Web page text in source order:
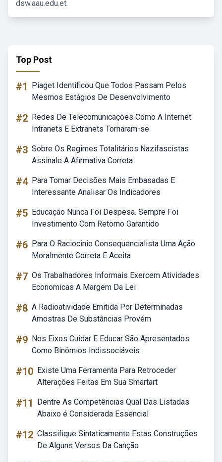
dsw.aau.edu.et.
Top Post
#1
Piaget Identificou Que Todos Passam Pelos
Mesmos Estágios De Desenvolvimento
#2 Redes De Telecomunicações Como A Internet
Intranets E Extranets Tornaram-se
#3 Sobre Os Regimes Totalitários Nazifascistas
Assinale A Afirmativa Correta
#4 Para Tomar Decisões Mais Embasadas E
Interessante Analisar Os Indicadores
#5 Educação Nunca Foi Despesa. Sempre Foi
Investimento Com Retorno Garantido
#6 Para O Raciocinio Consequencialista Uma Ação
Moralmente Correta E Aceita
#7 Os Trabalhadores Informais Exercem Atividades
Economicas A Margem Da Lei
#8 A Radioatividade Emitida Por Determinadas
Amostras De Substâncias Provém
#9 Nos Eixos Cuidar E Educar São Apresentados
Como Binômios Indissociáveis
#10 Existe Uma Ferramenta Para Retroceder
Alterações Feitas Em Sua Smartart
#11
Dentre As Competências Qual Das Listadas
Abaixo é Considerada Essencial
#12 Classifique Sintaticamente Estas Construções
De Alguns Versos Da Canção